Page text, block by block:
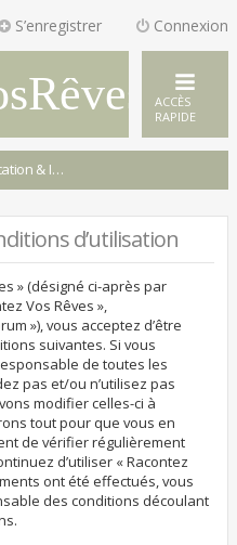
Connexion
S’enregistrer
ACCÈS
RAPIDE
de Rêves
d’utilisation
» (désigné ci-après par
Vos Rêves »,
»), vous acceptez d’être
suivantes. Si vous
de toutes les
pas et/ou n’utilisez pas
modifier celles-ci à
tout pour que vous en
de vérifier régulièrement
d’utiliser « Racontez
ont été effectués, vous
des conditions découlant